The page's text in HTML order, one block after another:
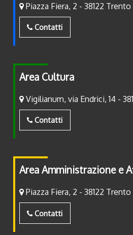
Piazza Fiera, 2 - 38122 Trento
Contatti
Area Cultura
Vigilianum, via Endrici, 14 -
Contatti
Area Amministrazione e
Piazza Fiera, 2 - 38122 Trento
Contatti